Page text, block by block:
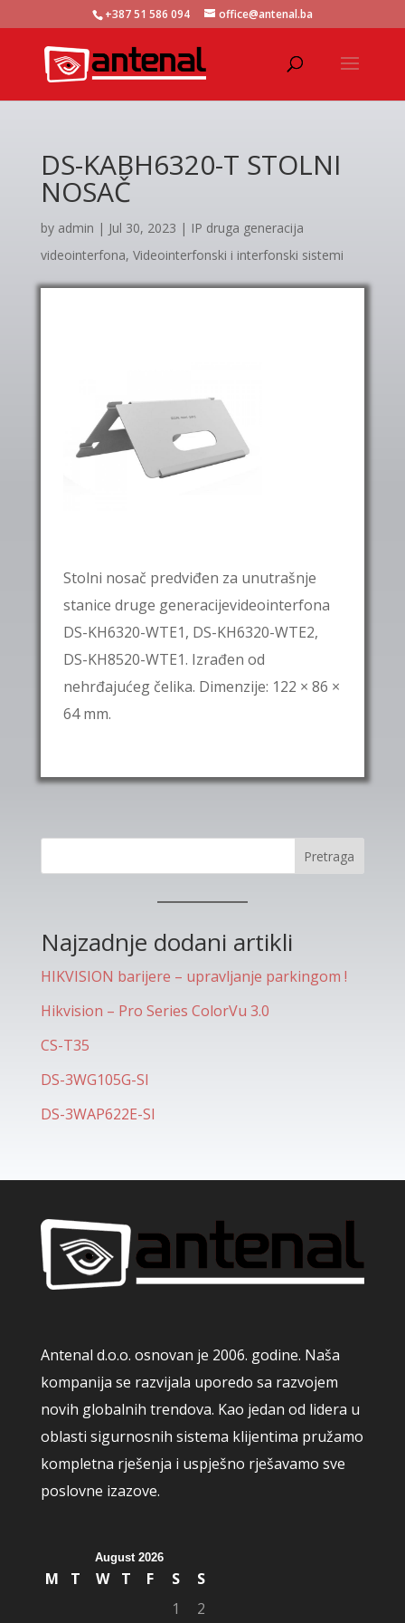
+387 51 586 094 office@antenal.ba
DS-KABH6320-T STOLNI
NOSAČ
by admin | Jul 30, 2023 | IP druga generacija
videointerfona, Videointerfonski i interfonski sistemi
Stolni nosač predviđen za unutrašnje
stanice druge generacijevideointerfona
DS-KH6320-WTE1, DS-KH6320-WTE2,
DS-KH8520-WTE1. Izrađen od
nehrđajućeg čelika. Dimenzije: 122 × 86 ×
64 mm.
Pretraga
Najzadnje dodani artikli
HIKVISION barijere – upravljanje parkingom !
Hikvision – Pro Series ColorVu 3.0
CS-T35
DS-3WG105G-SI
DS-3WAP622E-SI
Antenal d.o.o. osnovan je 2006. godine. Naša
kompanija se razvijala uporedo sa razvojem
novih globalnih trendova. Kao jedan od lidera u
oblasti sigurnosnih sistema klijentima pružamo
kompletna rješenja i uspješno rješavamo sve
poslovne izazove.
August 2026
M T W T F S
S
1
2